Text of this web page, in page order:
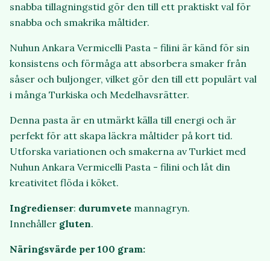
snabba tillagningstid gör den till ett praktiskt val för
snabba och smakrika måltider.
Nuhun Ankara Vermicelli Pasta - filini är känd för sin
konsistens och förmåga att absorbera smaker från
såser och buljonger, vilket gör den till ett populärt val
i många Turkiska och Medelhavsrätter.
Denna pasta är en utmärkt källa till energi och är
perfekt för att skapa läckra måltider på kort tid.
Utforska variationen och smakerna av Turkiet med
Nuhun Ankara Vermicelli Pasta - filini och låt din
kreativitet flöda i köket.
Ingredienser: durumvete mannagryn.
Innehåller gluten.
Näringsvärde per 100 gram: